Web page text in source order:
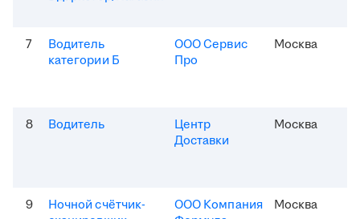
7
Водитель
категории Б
ООО Сервис
Про
Москва
8 Водитель
Центр
Доставки
Москва
9
Ночной счётчик-
ООО Компания
Москва